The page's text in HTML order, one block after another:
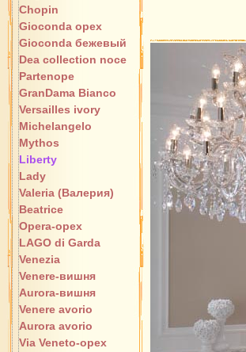
Chopin
Gioconda орех
Gioconda бежевый
Dea collection noce
Partenope
GranDama Bianco
Versailles ivory
Michelangelo
Mythos
Liberty
Lady
Valeria (Валерия)
Beatrice
Opera-орех
LAGO di Garda
Venezia
Venere-вишня
Aurora-вишня
Venere avorio
Aurora avorio
Via Veneto-орех